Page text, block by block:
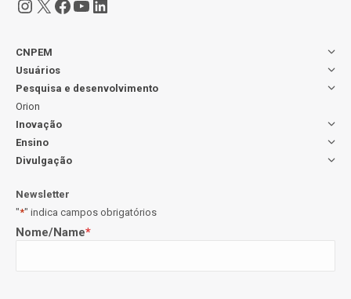
Instagram
X Facebook
Youtube
LinkedIn
CNPEM
Usuários
Pesquisa e desenvolvimento
Orion
Inovação
Ensino
Divulgação
Newsletter
"*" indica campos obrigatórios
Nome/Name*